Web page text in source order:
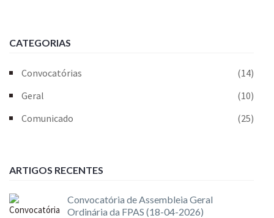
CATEGORIAS
Convocatórias
(14)
Geral
(10)
Comunicado
(25)
ARTIGOS RECENTES
Convocatória de Assembleia Geral
Ordinária da FPAS (18-04-2026)